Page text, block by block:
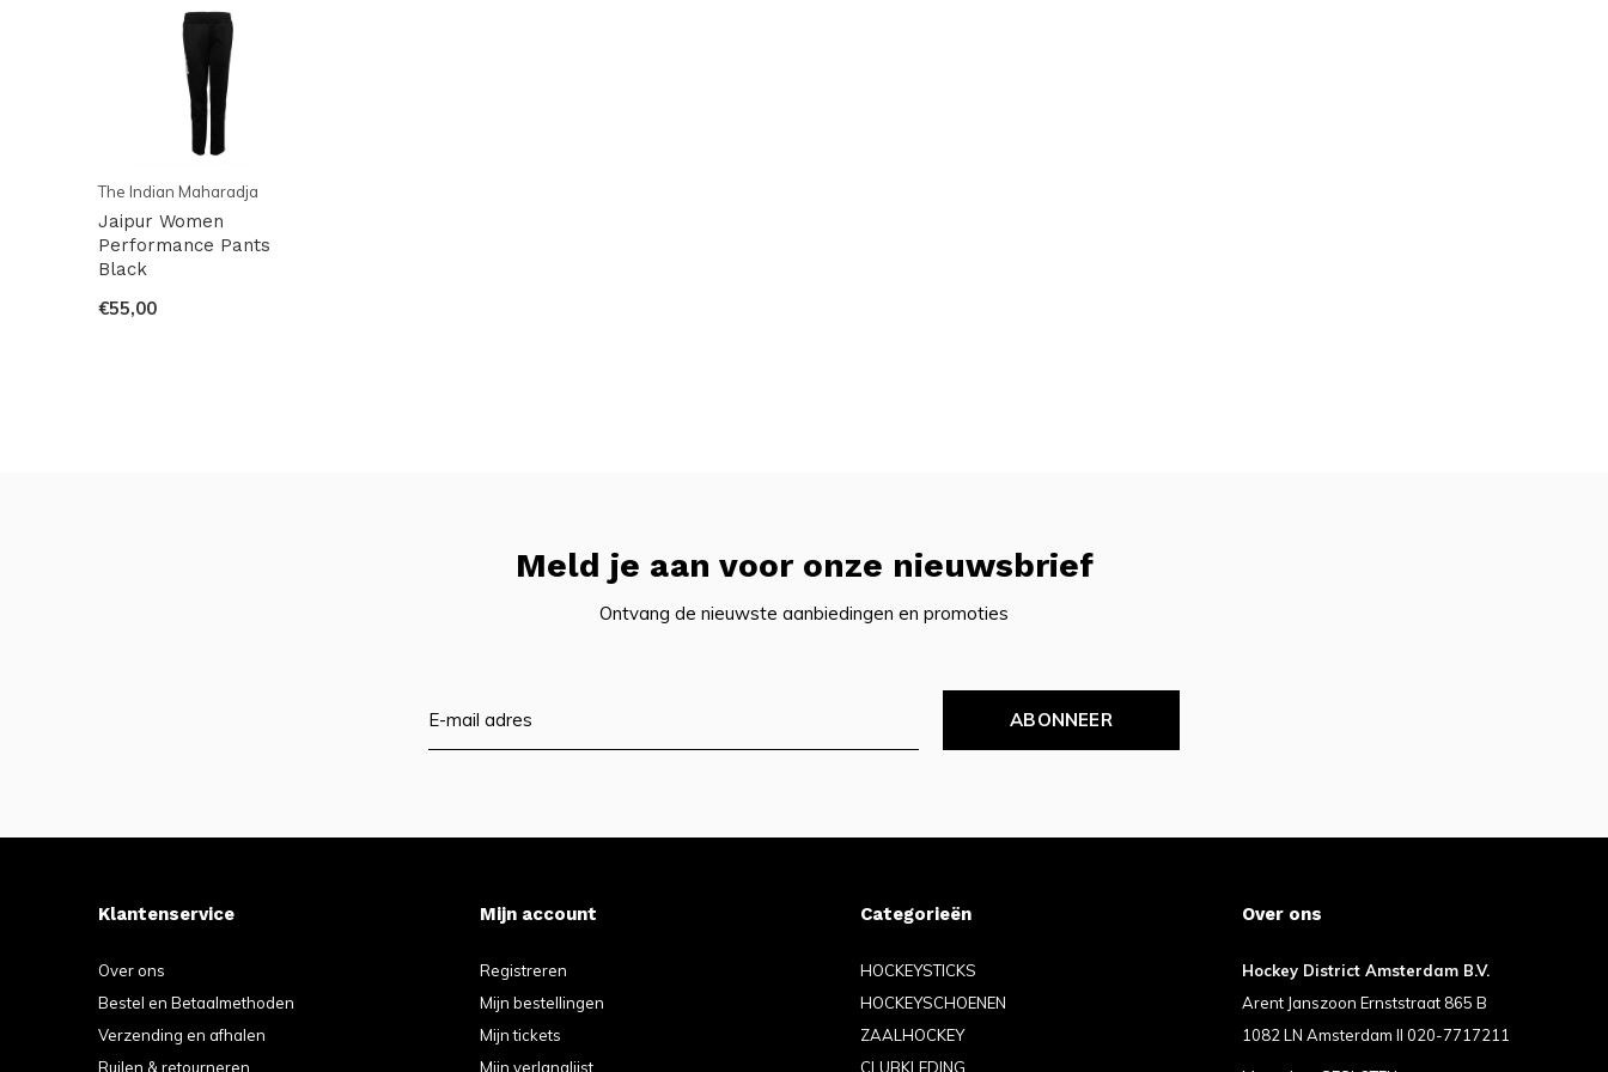
The Indian Maharadja
Jaipur Women
Performance Pants
Black
€55,00
Meld je aan voor onze nieuwsbrief
Ontvang de nieuwste aanbiedingen en promoties
ABONNEER
Klantenservice
Over ons
Bestel en Betaalmethoden
Verzending en afhalen
Ruilen & retourneren
Mijn account
Registreren
Mijn bestellingen
Mijn tickets
Mijn verlanglijst
Categorieën
HOCKEYSTICKS
HOCKEYSCHOENEN
ZAALHOCKEY
CLUBKLEDING
Over ons
Hockey District Amsterdam B.V.
Arent Janszoon Ernststraat 865 B
1082 LN Amsterdam II 020-7717211